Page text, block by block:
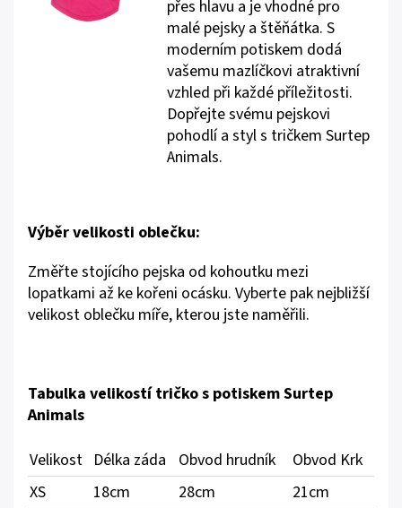
přes hlavu a je vhodné pro
malé pejsky a štěňátka. S
moderním potiskem dodá
vašemu mazlíčkovi atraktivní
vzhled při každé příležitosti.
Dopřejte svému pejskovi
pohodlí a styl s tričkem Surtep
Animals.
Výběr velikosti oblečku:
Změřte stojícího pejska od kohoutku mezi
lopatkami až ke kořeni ocásku. Vyberte pak nejbližší
velikost oblečku míře, kterou jste naměřili.
Tabulka velikostí tričko s potiskem Surtep
Animals
Velikost Délka záda Obvod hrudník
Obvod Krk
XS
18cm 28cm
21cm